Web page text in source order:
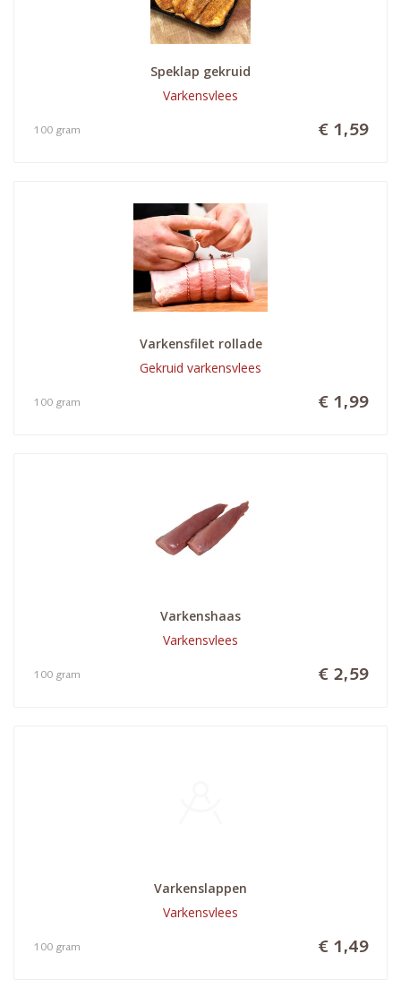
Speklap gekruid
Varkensvlees
€ 1,59
100 gram
Varkensfilet rollade
Gekruid varkensvlees
€ 1,99
100 gram
Varkenshaas
Varkensvlees
€ 2,59
100 gram
Varkenslappen
Varkensvlees
€ 1,49
100 gram